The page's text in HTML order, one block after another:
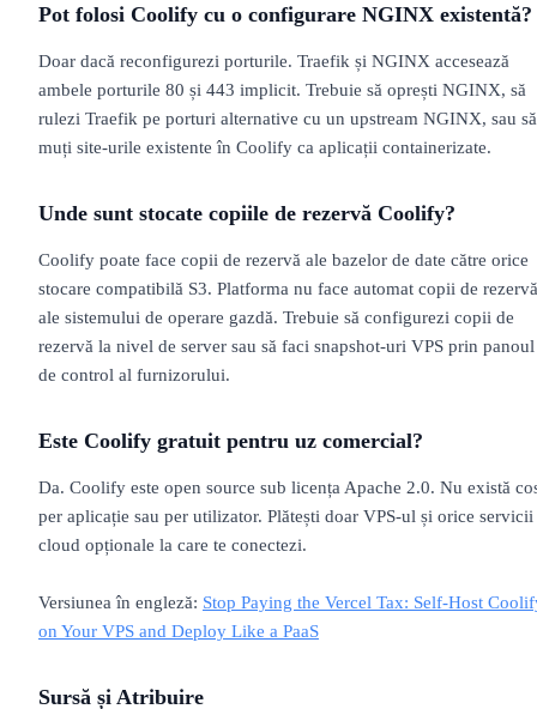
Pot folosi Coolify cu o configurare NGINX existentă?
Doar dacă reconfigurezi porturile. Traefik și NGINX accesează
ambele porturile 80 și 443 implicit. Trebuie să oprești NGINX, să
rulezi Traefik pe porturi alternative cu un upstream NGINX, sau să
muți site-urile existente în Coolify ca aplicații containerizate.
Unde sunt stocate copiile de rezervă Coolify?
Coolify poate face copii de rezervă ale bazelor de date către orice
stocare compatibilă S3. Platforma nu face automat copii de rezervă
ale sistemului de operare gazdă. Trebuie să configurezi copii de
rezervă la nivel de server sau să faci snapshot-uri VPS prin panoul
de control al furnizorului.
Este Coolify gratuit pentru uz comercial?
Da. Coolify este open source sub licența Apache 2.0. Nu există
per aplicație sau per utilizator. Plătești doar VPS-ul și orice servicii
cloud opționale la care te conectezi.
Versiunea în engleză: Stop Paying the Vercel Tax: Self-Host
on Your VPS and Deploy Like a PaaS
Sursă și Atribuire